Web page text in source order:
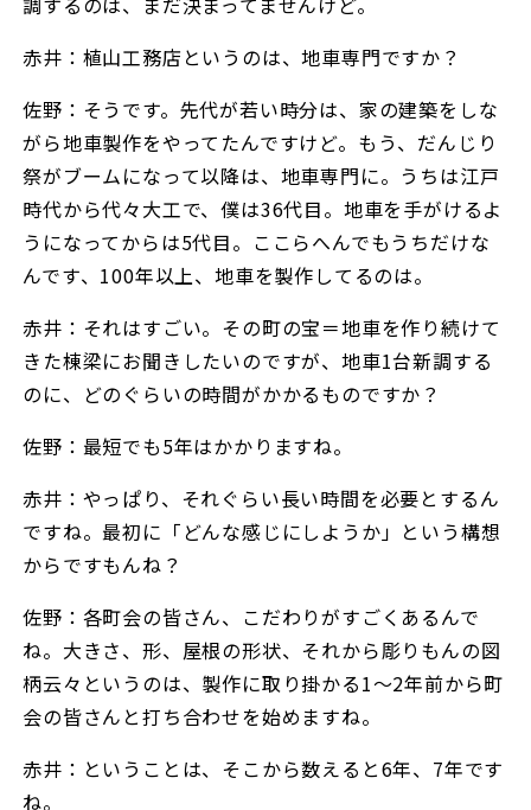
赤井：植山工務店というのは、地車専門ですか？
佐野：そうです。先代が若い時分は、家の建築をしな
がら地車製作をやってたんですけど。もう、だんじり
祭がブームになって以降は、地車専門に。うちは江戸
時代から代々大工で、僕は36代目。地車を手がけるよ
うになってからは5代目。ここらへんでもうちだけな
んです、100年以上、地車を製作してるのは。
赤井：それはすごい。その町の宝＝地車を作り続けて
きた棟梁にお聞きしたいのですが、地車1台新調する
のに、どのぐらいの時間がかかるものですか？
佐野：最短でも5年はかかりますね。
赤井：やっぱり、それぐらい長い時間を必要とするん
ですね。最初に「どんな感じにしようか」という構想
からですもんね？
佐野：各町会の皆さん、こだわりがすごくあるんで
ね。大きさ、形、屋根の形状、それから彫りもんの図
柄云々というのは、製作に取り掛かる1〜2年前から町
会の皆さんと打ち合わせを始めますね。
赤井：ということは、そこから数えると6年、7年です
ね。